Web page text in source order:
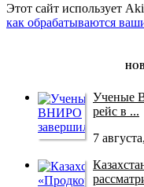
Этот сайт использует
как обрабатываются
Ученые
рейс в ...
7